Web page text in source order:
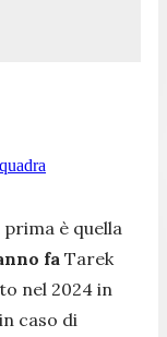
è quella
fa Tarek
nel 2024 in
caso di